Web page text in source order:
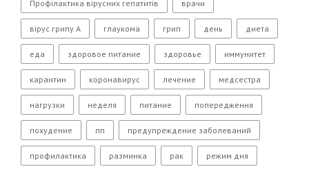
Профілактика вірусних гепатитів врачи
вірус грипу А глаукома грип день диета
еда здоровое питание здоровье иммунитет
карантин коронавирус лечение медсестра
нагрузки неделя питание попередження
похудение пп предупреждение заболеваний
профилактика разминка рак режим дня